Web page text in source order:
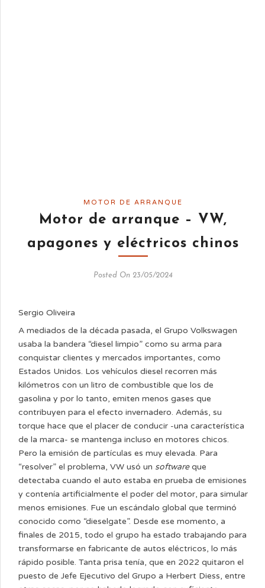
MOTOR DE ARRANQUE
Motor de arranque – VW,
apagones y eléctricos chinos
Posted On 23/05/2024
Sergio Oliveira
A mediados de la década pasada, el Grupo Volkswagen
usaba la bandera “diesel limpio” como su arma para
conquistar clientes y mercados importantes, como
Estados Unidos. Los vehículos diesel recorren más
kilómetros con un litro de combustible que los de
gasolina y por lo tanto, emiten menos gases que
contribuyen para el efecto invernadero. Además, su
torque hace que el placer de conducir -una característica
de la marca- se mantenga incluso en motores chicos.
Pero la emisión de partículas es muy elevada. Para
“resolver” el problema, VW usó un softwareque
detectaba cuando el auto estaba en prueba de emisiones
y contenía artificialmente el poder del motor, para simular
menos emisiones. Fue un escándalo global que terminó
conocido como “dieselgate”. Desde ese momento, a
finales de 2015, todo el grupo ha estado trabajando para
transformarse en fabricante de autos eléctricos, lo más
rápido posible. Tanta prisa tenía, que en 2022 quitaron el
puesto de Jefe Ejecutivo del Grupo a Herbert Diess, entre